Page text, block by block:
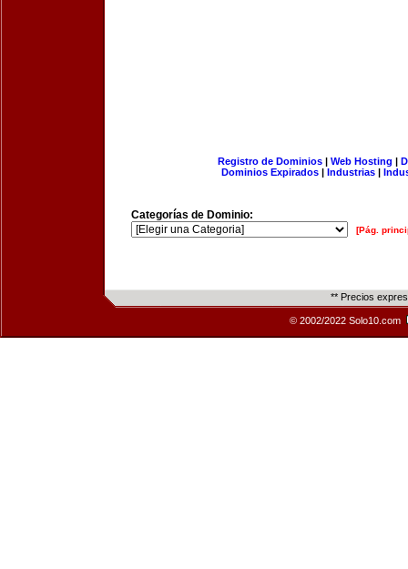
Registro de Dominios| Web Hosting |
Dominios Expirados | Industrias |
Categorías de Dominio:
[Pág.
** Precios
© 2002/2022 Solo10.com